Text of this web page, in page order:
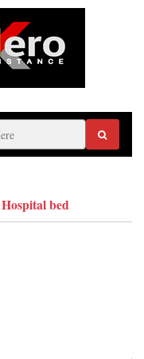
Hospital bed